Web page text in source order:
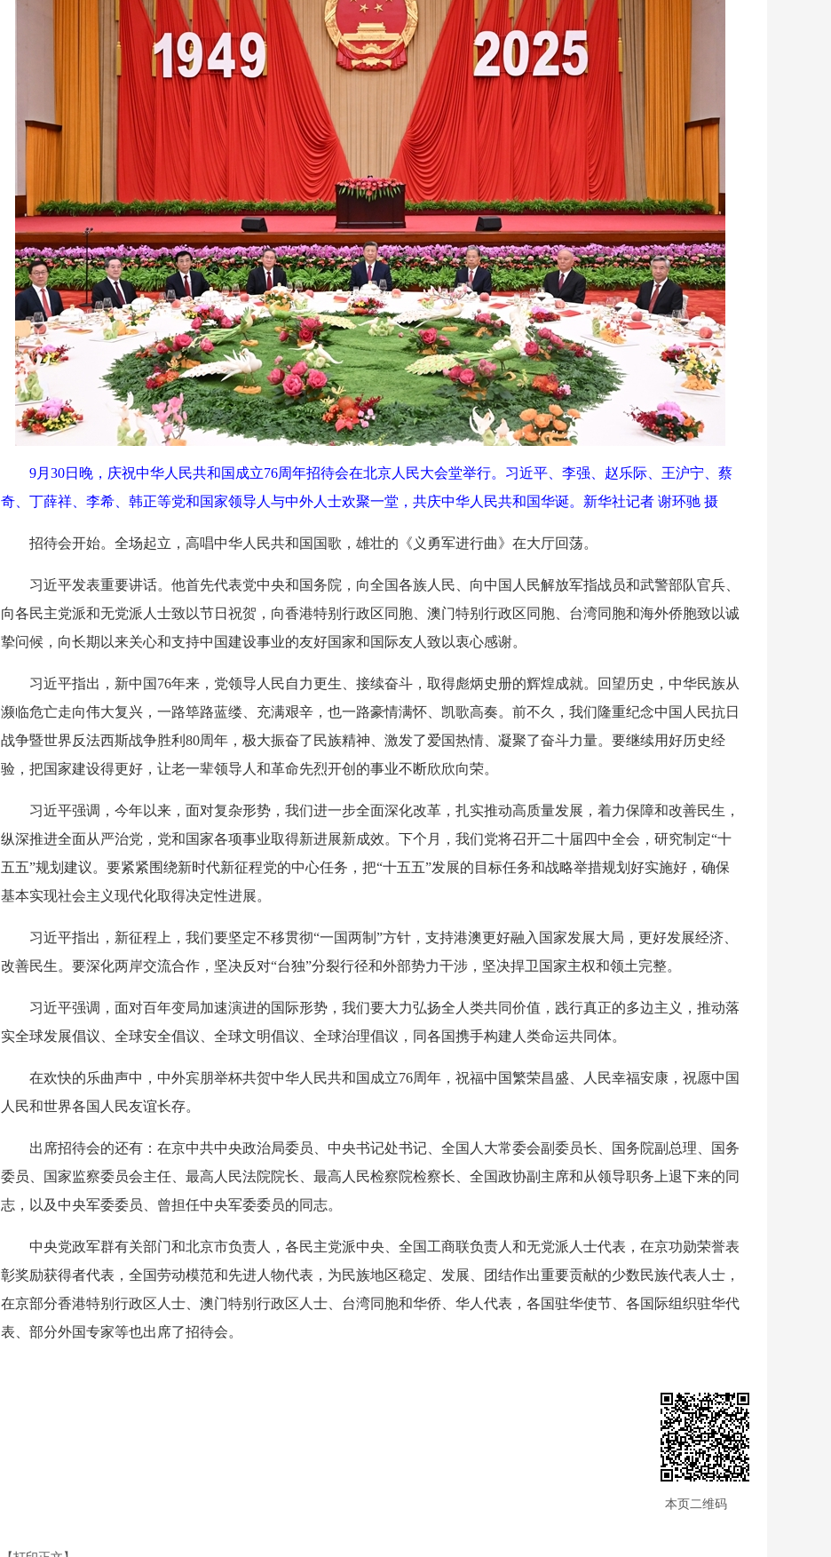
9月30日晚，庆祝中华人民共和国成立76周年招待会在北京人民大会堂举行。习近平、李强、赵乐际、王沪宁、蔡
奇、丁薛祥、李希、韩正等党和国家领导人与中外人士欢聚一堂，共庆中华人民共和国华诞。新华社记者 谢环驰 摄
招待会开始。全场起立，高唱中华人民共和国国歌，雄壮的《义勇军进行曲》在大厅回荡。
习近平发表重要讲话。他首先代表党中央和国务院，向全国各族人民、向中国人民解放军指战员和武警部队官兵、
向各民主党派和无党派人士致以节日祝贺，向香港特别行政区同胞、澳门特别行政区同胞、台湾同胞和海外侨胞致以诚
挚问候，向长期以来关心和支持中国建设事业的友好国家和国际友人致以衷心感谢。
习近平指出，新中国76年来，党领导人民自力更生、接续奋斗，取得彪炳史册的辉煌成就。回望历史，中华民族从
濒临危亡走向伟大复兴，一路筚路蓝缕、充满艰辛，也一路豪情满怀、凯歌高奏。前不久，我们隆重纪念中国人民抗日
战争暨世界反法西斯战争胜利80周年，极大振奋了民族精神、激发了爱国热情、凝聚了奋斗力量。要继续用好历史经
验，把国家建设得更好，让老一辈领导人和革命先烈开创的事业不断欣欣向荣。
习近平强调，今年以来，面对复杂形势，我们进一步全面深化改革，扎实推动高质量发展，着力保障和改善民生，
纵深推进全面从严治党，党和国家各项事业取得新进展新成效。下个月，我们党将召开二十届四中全会，研究制定“十
五五”规划建议。要紧紧围绕新时代新征程党的中心任务，把“十五五”发展的目标任务和战略举措规划好实施好，确保
基本实现社会主义现代化取得决定性进展。
习近平指出，新征程上，我们要坚定不移贯彻“一国两制”方针，支持港澳更好融入国家发展大局，更好发展经济、
改善民生。要深化两岸交流合作，坚决反对“台独”分裂行径和外部势力干涉，坚决捍卫国家主权和领土完整。
习近平强调，面对百年变局加速演进的国际形势，我们要大力弘扬全人类共同价值，践行真正的多边主义，推动落
实全球发展倡议、全球安全倡议、全球文明倡议、全球治理倡议，同各国携手构建人类命运共同体。
在欢快的乐曲声中，中外宾朋举杯共贺中华人民共和国成立76周年，祝福中国繁荣昌盛、人民幸福安康，祝愿中国
人民和世界各国人民友谊长存。
出席招待会的还有：在京中共中央政治局委员、中央书记处书记、全国人大常委会副委员长、国务院副总理、国务
委员、国家监察委员会主任、最高人民法院院长、最高人民检察院检察长、全国政协副主席和从领导职务上退下来的同
志，以及中央军委委员、曾担任中央军委委员的同志。
中央党政军群有关部门和北京市负责人，各民主党派中央、全国工商联负责人和无党派人士代表，在京功勋荣誉表
彰奖励获得者代表，全国劳动模范和先进人物代表，为民族地区稳定、发展、团结作出重要贡献的少数民族代表人士，
在京部分香港特别行政区人士、澳门特别行政区人士、台湾同胞和华侨、华人代表，各国驻华使节、各国际组织驻华代
表、部分外国专家等也出席了招待会。
本页二维码